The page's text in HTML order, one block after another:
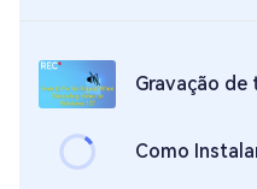
Gravação de tela
Como Instalar o